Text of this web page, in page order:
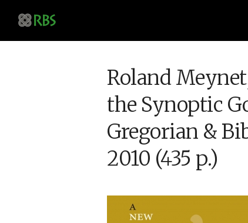
Roland
the Synoptic
Gregorian &
2010 (435 p.)